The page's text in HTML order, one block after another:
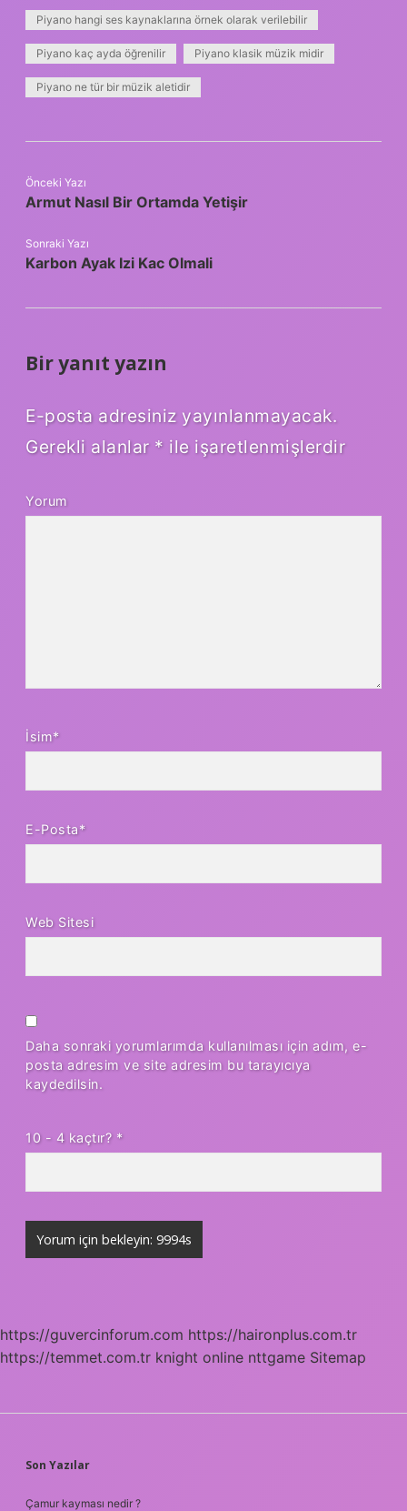
Piyano hangi ses kaynaklarına örnek olarak verilebilir
Piyano kaç ayda öğrenilir Piyano klasik müzik midir
Piyano ne tür bir müzik aletidir
Önceki Yazı
Armut Nasıl Bir Ortamda Yetişir
Sonraki Yazı
Karbon Ayak Izi Kac Olmali
Bir yanıt yazın
E-posta adresiniz yayınlanmayacak.
Gerekli alanlar * ile işaretlenmişlerdir
Yorum
İsim*
E-Posta*
Web Sitesi
Daha sonraki yorumlarımda kullanılması için adım, e-
posta adresim ve site adresim bu tarayıcıya
kaydedilsin.
10 - 4 kaçtır? *
https://guvercinforum.com https://haironplus.com.tr
https://temmet.com.tr knight online nttgame Sitemap
SIDEBAR
Son Yazılar
Çamur kayması nedir ?